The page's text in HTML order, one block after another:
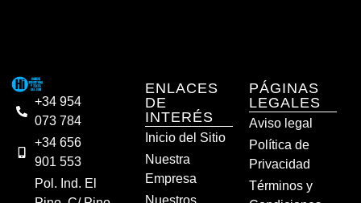
+34 954
073 784
+34 656
901 553
Pol. Ind. El
ENLACES
DE
INTERÉS
Inicio del Sitio
Nuestra
Empresa
Nuestros
PÁGINAS
LEGALES
Aviso legal
Política de
Privacidad
Términos y